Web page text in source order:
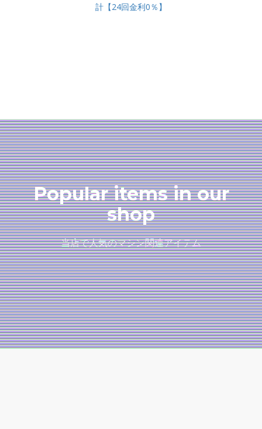
計【24回金利0％】
Popular items in our
shop
当店で人気のマシン関連アイテム